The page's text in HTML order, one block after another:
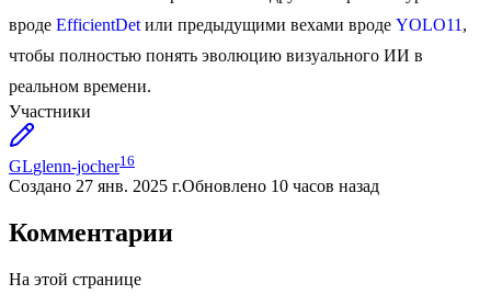
вроде EfficientDet или предыдущими вехами вроде YOLO11 ,
чтобы полностью понять эволюцию визуального ИИ в
реальном времени.
Участники
GLglenn-jocher16
Создано 27 янв. 2025 г.Обновлено 10 часов назад
Комментарии
На этой странице